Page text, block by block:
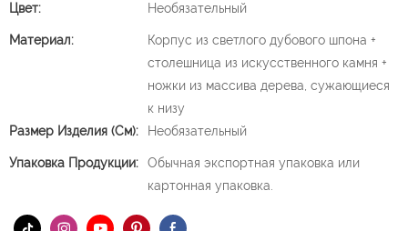
Цвет: Необязательный
Материал:
Корпус из светлого дубового шпона +
столешница из искусственного камня +
ножки из массива дерева, сужающиеся
к низу
Размер Изделия (см):
Необязательный
Упаковка Продукции:
Обычная экспортная упаковка или
картонная упаковка.